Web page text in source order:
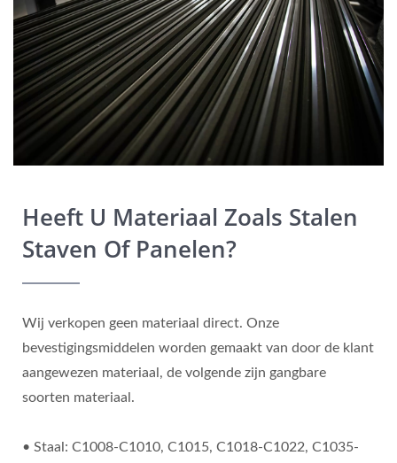
Heeft U Materiaal Zoals Stalen
Staven Of Panelen?
Wij verkopen geen materiaal direct. Onze
bevestigingsmiddelen worden gemaakt van door de klant
aangewezen materiaal, de volgende zijn gangbare
soorten materiaal.
• Staal: C1008-C1010, C1015, C1018-C1022, C1035-